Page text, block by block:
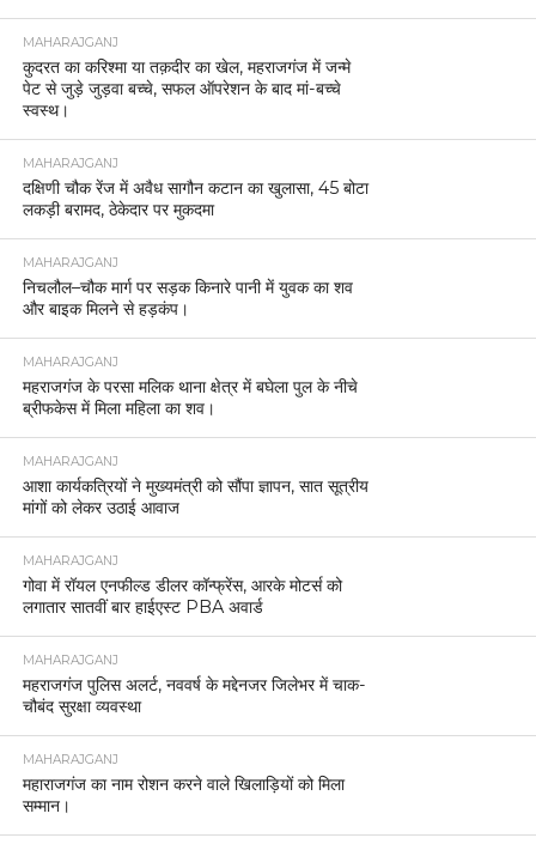
MAHARAJGANJ
कुदरत का करिश्मा या तक़दीर का खेल, महराजगंज में जन्मे
पेट से जुड़े जुड़वा बच्चे, सफल ऑपरेशन के बाद मां-बच्चे
स्वस्थ।
MAHARAJGANJ
दक्षिणी चौक रेंज में अवैध सागौन कटान का खुलासा, 45 बोटा
लकड़ी बरामद, ठेकेदार पर मुकदमा
MAHARAJGANJ
निचलौल–चौक मार्ग पर सड़क किनारे पानी में युवक का शव
और बाइक मिलने से हड़कंप।
MAHARAJGANJ
महराजगंज के परसा मलिक थाना क्षेत्र में बघेला पुल के नीचे
ब्रीफकेस में मिला महिला का शव।
MAHARAJGANJ
आशा कार्यकत्रियों ने मुख्यमंत्री को सौंपा ज्ञापन, सात सूत्रीय
मांगों को लेकर उठाई आवाज
MAHARAJGANJ
गोवा में रॉयल एनफील्ड डीलर कॉन्फ्रेंस, आरके मोटर्स को
लगातार सातवीं बार हाईएस्ट PBA अवार्ड
MAHARAJGANJ
महराजगंज पुलिस अलर्ट, नववर्ष के मद्देनजर जिलेभर में चाक-
चौबंद सुरक्षा व्यवस्था
MAHARAJGANJ
महाराजगंज का नाम रोशन करने वाले खिलाड़ियों को मिला
सम्मान।